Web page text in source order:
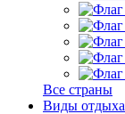
Все страны
Виды отдыха